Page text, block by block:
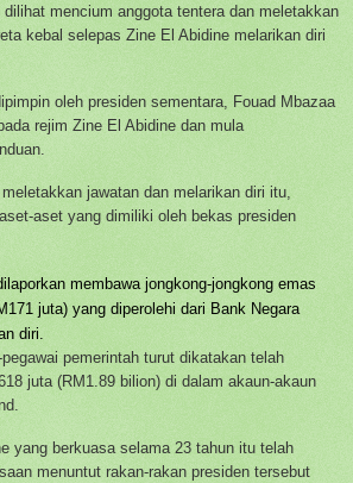
dilihat mencium anggota tentera dan meletakkan
kebal selepas Zine El Abidine melarikan diri
oleh presiden sementara, Fouad Mbazaa
rejim Zine El Abidine dan mula
jawatan dan melarikan diri itu,
aset yang dimiliki oleh bekas presiden
membawa jongkong-jongkong emas
juta) yang diperolehi dari Bank Negara
diri.
pemerintah turut dikatakan telah
juta (RM1.89 bilion) di dalam akaun-akaun
yang berkuasa selama 23 tahun itu telah
menuntut rakan-rakan presiden tersebut